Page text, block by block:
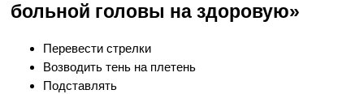
больной головы на здоровую»
Перевести стрелки
Возводить тень на плетень
Подставлять